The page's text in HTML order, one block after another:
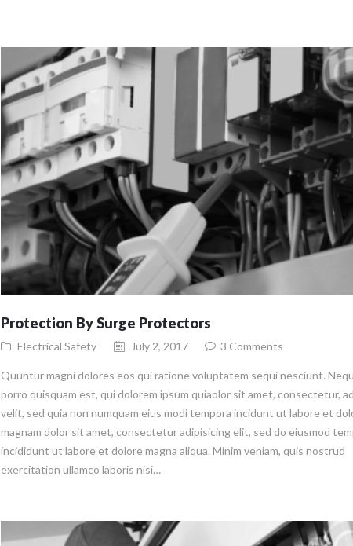
Protection By Surge Protectors
Electrical Safety July 2, 2017 3 Comments
Quuntur magni dolores eos qui ratione voluptatem sequi nesciunt.
porro quisquam est, qui dolorem ipsum quiaolor sit amet, consectetur,
velit, sed quia non numquam eius modi tempora incidunt ut labore et
magnam dolor sit amet, consectetur adipisicing elit, sed do eiusmod
incididunt ut labore et dolore magna aliqua. Minim veniam, quis nostrud
exercitation ullamco laboris nisi…